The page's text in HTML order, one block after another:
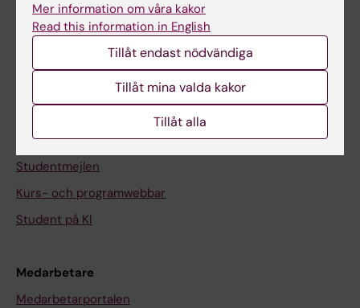
Kalender
Canvas
Schema
Studentmejlen
Kurs- och programwebbar
Student på KI
Medarbetare
Medarbetarportalen
Mer information om våra kakor
Read this information in English
Tillåt endast nödvändiga
Tillåt mina valda kakor
Tillåt alla